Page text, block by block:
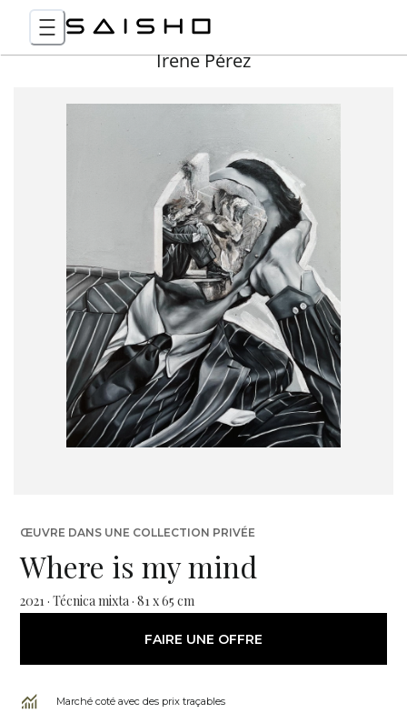
Irene Pérez
ŒUVRE DANS UNE COLLECTION PRIVÉE
Where is my mind
2021 · Técnica mixta · 81 x 65 cm
FAIRE UNE OFFRE
Marché coté avec des prix traçables